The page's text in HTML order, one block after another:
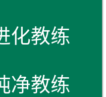
化教练
净教练